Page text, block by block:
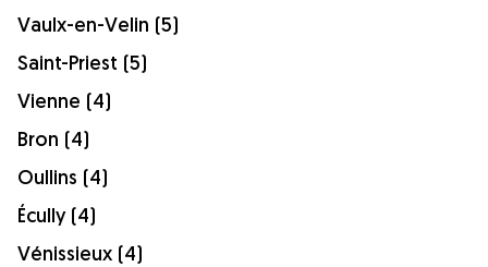
Vaulx-en-Velin (5)
Saint-Priest (5)
Vienne (4)
Bron (4)
Oullins (4)
Écully (4)
Vénissieux (4)